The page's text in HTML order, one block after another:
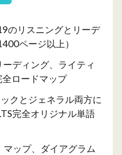
リスニングとリーデ
ページ以上）
ディング、ライティ
ロードマップ
クとジェネラル両方に
完全オリジナル単語
ップ、ダイアグラム